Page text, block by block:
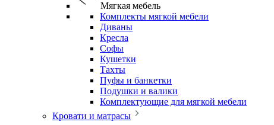
Мягкая мебель
Комплекты мягкой мебели
Диваны
Кресла
Софы
Кушетки
Тахты
Пуфы и банкетки
Подушки и валики
Комплектующие для мягкой мебели
Кровати и матрасы